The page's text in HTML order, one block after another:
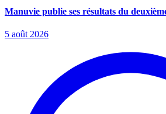
Manuvie publie ses résultats du
5 août 2026